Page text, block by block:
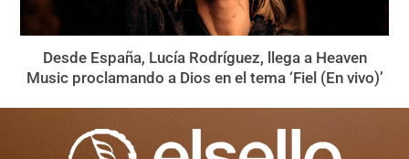
Desde España, Lucía Rodríguez, llega a Heaven
Music proclamando a Dios en el tema ‘Fiel (En vivo)’